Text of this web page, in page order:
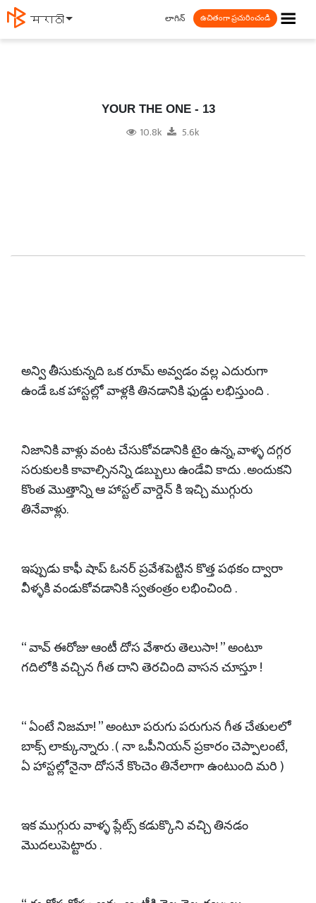
தமிழ் ☰
లాగిన్ ఉచితంగా ప్రచురించండి
YOUR THE ONE - 13
10.8k 5.6k
అన్వి తీసుకున్నది ఒక రూమ్ అవ్వడం వల్ల ఎదురుగా
ఉండే ఒక హాస్టల్లో వాళ్లకి తినడానికి ఫుడ్డు లభిస్తుంది .
నిజానికి వాళ్లు వంట చేసుకోవడానికి టైం ఉన్న, వాళ్ళ దగ్గర
సరుకులకి కావాల్సినన్ని డబ్బులు ఉండేవి కాదు . అందుకని
కొంత మొత్తాన్ని ఆ హాస్టల్ వార్డెన్ కి ఇచ్చి ముగ్గురు
తినేవాళ్లు.
ఇప్పుడు కాఫీ షాప్ ఓనర్ ప్రవేశపెట్టిన కొత్త పథకం ద్వారా
వీళ్ళకి వండుకోవడానికి స్వతంత్రం లభించింది .
“ వావ్ ఈరోజు ఆంటీ దోస వేశారు తెలుసా! ” అంటూ
గదిలోకి వచ్చిన గీత దాని తెరచింది వాసన చూస్తూ !
“ ఏంటే నిజమా! ” అంటూ పరుగు పరుగున గీత చేతులలో
బాక్స్ లాక్కున్నారు . ( నా ఒపీనియన్ ప్రకారం చెప్పాలంటే,
ఏ హాస్టల్లోనైనా దోసనే కొంచెం తినేలాగా ఉంటుంది మరి )
ఇక ముగ్గురు వాళ్ళ ప్లేట్స్ కడుక్కొని వచ్చి తినడం
మొదలుపెట్టారు .